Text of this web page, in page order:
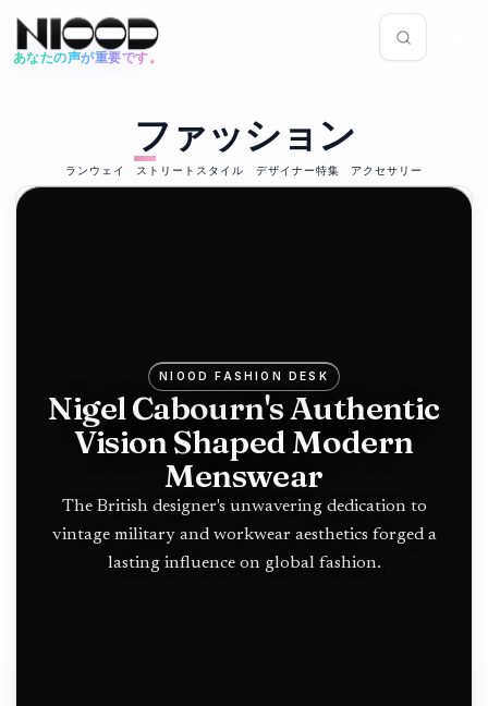
あなたの声が重要です。
ファッション
2026年6月12日
Mike
Boss in
luxury
ファッション
ランウェイ ストリートスタイル デザイナー特集 アクセサリー
NIOOD FASHION DESK
Nigel Cabourn's Authentic
Vision Shaped Modern
Menswear
The British designer's unwavering dedication to
vintage military and workwear aesthetics forged a
lasting influence on global fashion.